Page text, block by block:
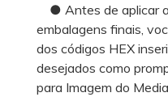
● Antes de aplicar
embalagens finais,
dos códigos HEX
desejados como
para Imagem do